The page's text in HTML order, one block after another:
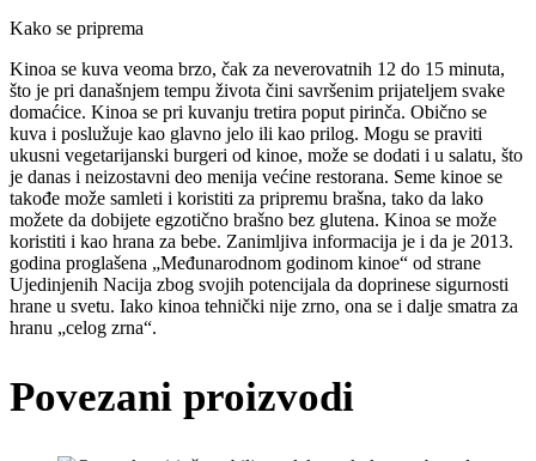
Kako se priprema
Kinoa se kuva veoma brzo, čak za neverovatnih 12 do 15 minuta,
što je pri današnjem tempu života čini savršenim prijateljem svake
domaćice. Kinoa se pri kuvanju tretira poput pirinča. Obično se
kuva i poslužuje kao glavno jelo ili kao prilog. Mogu se praviti
ukusni vegetarijanski burgeri od kinoe, može se dodati i u salatu, što
je danas i neizostavni deo menija većine restorana. Seme kinoe se
takođe može samleti i koristiti za pripremu brašna, tako da lako
možete da dobijete egzotično brašno bez glutena. Kinoa se može
koristiti i kao hrana za bebe. Zanimljiva informacija je i da je 2013.
godina proglašena „Međunarodnom godinom kinoe“ od strane
Ujedinjenih Nacija zbog svojih potencijala da doprinese sigurnosti
hrane u svetu. Iako kinoa tehnički nije zrno, ona se i dalje smatra za
hranu „celog zrna“.
Povezani proizvodi